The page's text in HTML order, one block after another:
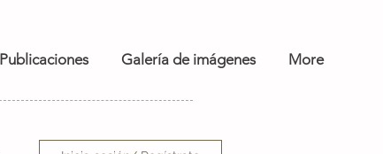
Publicaciones Galería de imágenes More